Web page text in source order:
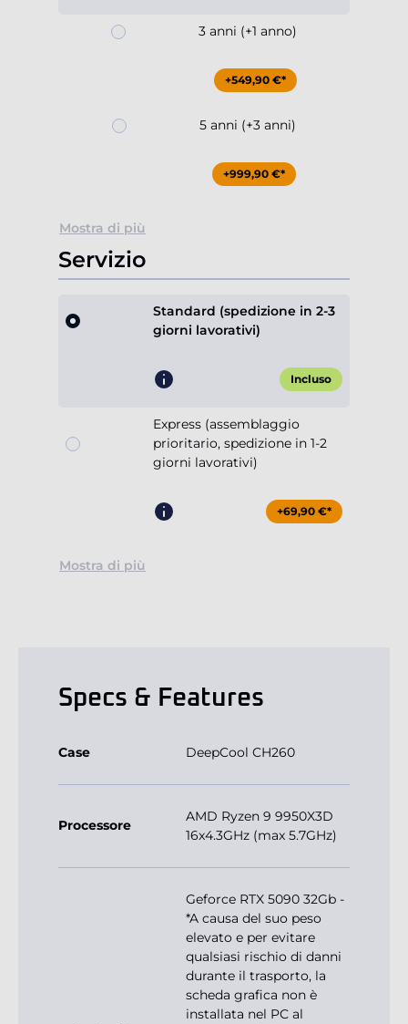
3 anni (+1 anno)
+549,90 €*
5 anni (+3 anni)
+999,90 €*
Mostra di più
Servizio
Standard (spedizione in 2-3
giorni lavorativi)
Incluso
Express (assemblaggio
prioritario, spedizione in 1-2
giorni lavorativi)
+69,90 €*
Mostra di più
Specs & Features
Case DeepCool CH260
Processore
AMD Ryzen 9 9950X3D
16x4.3GHz (max 5.7GHz)
Geforce RTX 5090 32Gb -
*A causa del suo peso
elevato e per evitare
qualsiasi rischio di danni
durante il trasporto, la
scheda grafica non è
installata nel PC al